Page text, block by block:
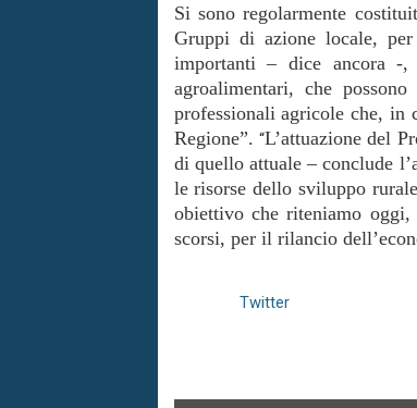
Si sono regolarmente
Gruppi di azione locale,
importanti – dice ancora -,
agroalimentari, che
professionali agricole che, in
Regione”. “L’attuazione del
di quello attuale – conclude
le risorse dello sviluppo
obiettivo che riteniamo
scorsi, per il rilancio
Twitter